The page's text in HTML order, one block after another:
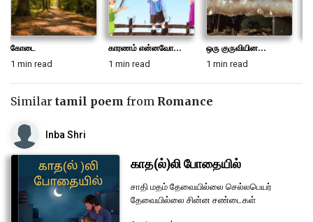
கோடை
1 min read
காரணம் என்னவோ...
1 min read
ஒரு குருவியின...
1 min read
Similar tamil poem from Romance
Inba Shri
காத(ல்)லி போதையில்
சாதி மதம் தேவையில்லை செல்லபெயர்
தேவையில்லை சின்ன சண்டைகள்